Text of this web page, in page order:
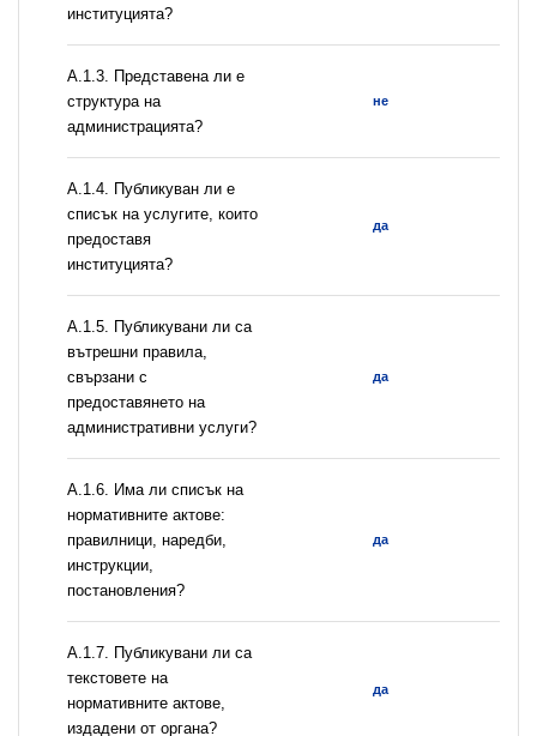
институцията?
A.1.3. Представена ли е
структура на
администрацията?
не
А.1.4. Публикуван ли е
списък на услугите, които
предоставя
институцията?
да
А.1.5. Публикувани ли са
вътрешни правила,
свързани с
предоставянето на
административни услуги?
да
А.1.6. Има ли списък на
нормативните актове:
правилници, наредби,
инструкции,
постановления?
да
А.1.7. Публикувани ли са
текстовете на
нормативните актове,
издадени от органа?
да